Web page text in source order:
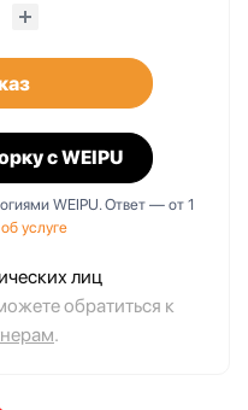
с WEIPU
WEIPU. Ответ — от 1
услуге
лиц
обратиться к
.